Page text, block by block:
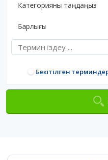
Категорияны таңдаңыз
Барлығы
Бекітілген